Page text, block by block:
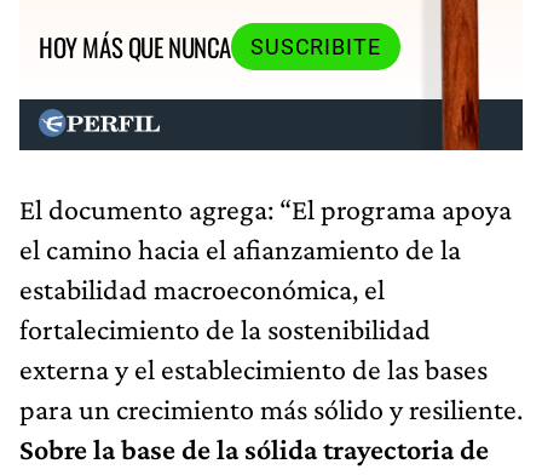
HOY MÁS QUE NUNCA
SUSCRIBITE
El documento agrega: “El programa apoya
el camino hacia el afianzamiento de la
estabilidad macroeconómica, el
fortalecimiento de la sostenibilidad
externa y el establecimiento de las bases
para un crecimiento más sólido y resiliente.
Sobre la base de la sólida trayectoria de